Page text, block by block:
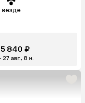
везде
840 ₽
27 авг., 8 н.